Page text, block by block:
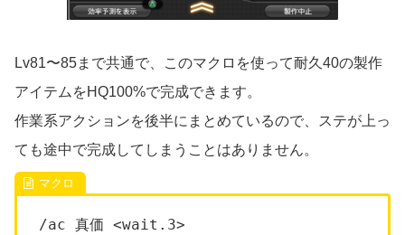
Lv81〜85まで共通で、このマクロを使って耐久40の製作
アイテムをHQ100%で完成できます。
作業系アクションを後半にまとめているので、ステが上っ
ても途中で完成してしまうことはありません。
/ac 真価 <wait.3>